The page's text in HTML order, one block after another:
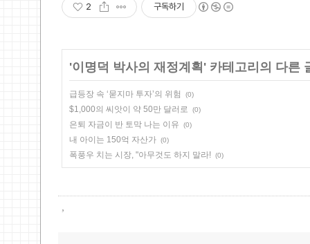
2 구독하기
'이명덕 박사의 재정계획 ' 카테고리의 다른
급등장 속 ‘묻지마 투자’의 위험 (0)
$1,000의 씨앗이 약 50만 달러로 (0)
은퇴 자금이 반 토막 나는 이유 (0)
내 아이는 150억 자산가 (0)
폭풍우 치는 시장, "아무것도 하지 말라! (0)
,